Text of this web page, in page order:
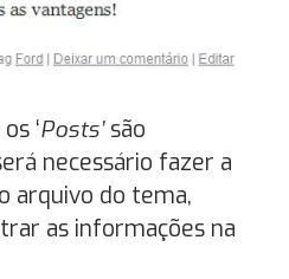
‘Posts’são
necessário fazer a
arquivo do tema,
as informações na